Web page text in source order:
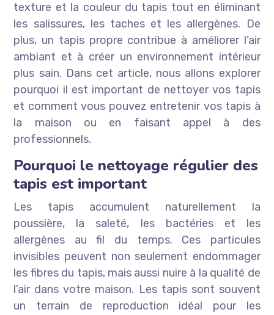
texture et la couleur du tapis tout en éliminant
les salissures, les taches et les allergènes. De
plus, un tapis propre contribue à améliorer l’air
ambiant et à créer un environnement intérieur
plus sain. Dans cet article, nous allons explorer
pourquoi il est important de nettoyer vos tapis
et comment vous pouvez entretenir vos tapis à
la maison ou en faisant appel à des
professionnels.
Pourquoi le nettoyage régulier des
tapis est important
Les tapis accumulent naturellement la
poussière, la saleté, les bactéries et les
allergènes au fil du temps. Ces particules
invisibles peuvent non seulement endommager
les fibres du tapis, mais aussi nuire à la qualité de
l’air dans votre maison. Les tapis sont souvent
un terrain de reproduction idéal pour les